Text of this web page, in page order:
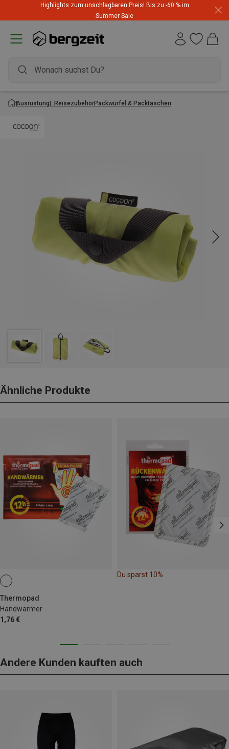
Highlights zum unschlagbaren Preis! Bis zu -60 % im
Summer Sale
Ausrüstung ReisezubehörPackwürfel & Packtaschen
Ähnliche Produkte
Thermopad
Handwärmer
1,76 €
Du sparst 10%
Andere Kunden kauften auch